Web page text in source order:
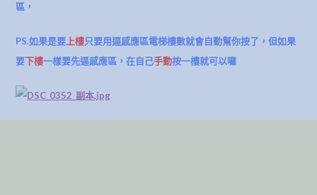
區，
PS.如果是要上樓只要用逼感應區電梯樓數就會自動幫你按了，但如果
要下樓一樣要先逼感應區，在自己手動按一樓就可以囉